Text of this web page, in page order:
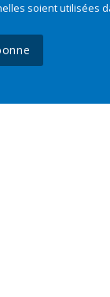
soient utilisées